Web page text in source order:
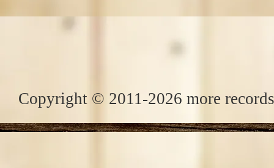
Copyright © 2011-2026 more